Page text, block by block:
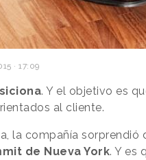
· 17:09
. Y el objetivo es
al cliente.
la compañía
de Nueva York. Y es